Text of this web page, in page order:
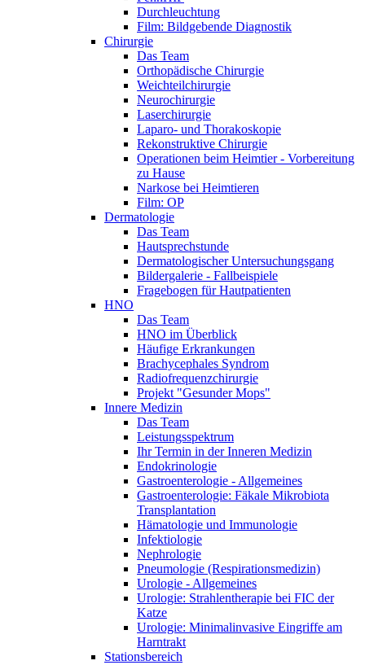
Durchleuchtung
Film: Bildgebende Diagnostik
Chirurgie
Das Team
Orthopädische Chirurgie
Weichteilchirurgie
Neurochirurgie
Laserchirurgie
Laparo- und Thorakoskopie
Rekonstruktive Chirurgie
Operationen beim Heimtier - Vorbereitung
zu Hause
Narkose bei Heimtieren
Film: OP
Dermatologie
Das Team
Hautsprechstunde
Dermatologischer Untersuchungsgang
Bildergalerie - Fallbeispiele
Fragebogen für Hautpatienten
HNO
Das Team
HNO im Überblick
Häufige Erkrankungen
Brachycephales Syndrom
Radiofrequenzchirurgie
Projekt "Gesunder Mops"
Innere Medizin
Das Team
Leistungsspektrum
Ihr Termin in der Inneren Medizin
Endokrinologie
Gastroenterologie - Allgemeines
Gastroenterologie: Fäkale Mikrobiota
Transplantation
Hämatologie und Immunologie
Infektiologie
Nephrologie
Pneumologie (Respirationsmedizin)
Urologie - Allgemeines
Urologie: Strahlentherapie bei FIC der
Katze
Urologie: Minimalinvasive Eingriffe am
Harntrakt
Stationsbereich